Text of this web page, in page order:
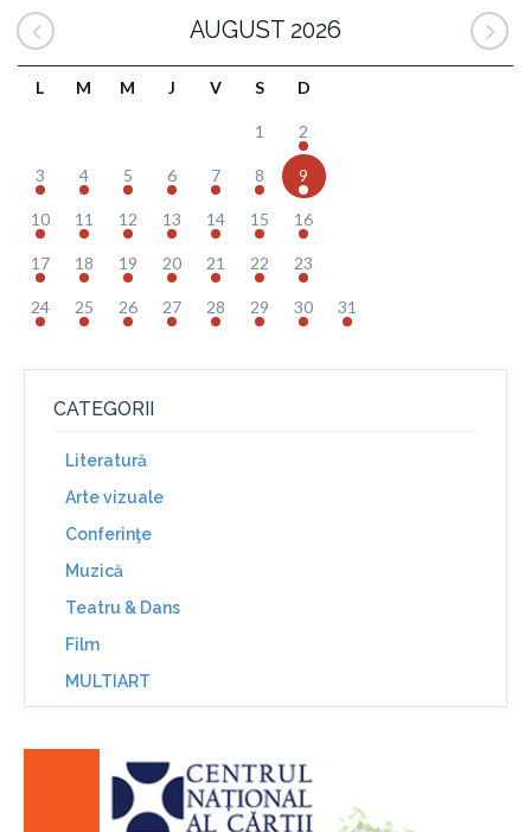
AUGUST 2026
L M M J V S D
1 2
3 4 5 6 7 8 9
10 11 12 13 14 15 16
17 18 19 20 21 22 23
24 25 26 27 28 29 30 31
CATEGORII
Literatură
Arte vizuale
Conferinţe
Muzică
Teatru & Dans
Film
MULTIART